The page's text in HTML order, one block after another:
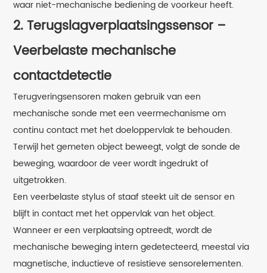
waar niet-mechanische bediening de voorkeur heeft.
2. Terugslagverplaatsingssensor –
Veerbelaste mechanische
contactdetectie
Terugveringsensoren maken gebruik van een
mechanische sonde met een veermechanisme om
continu contact met het doeloppervlak te behouden.
Terwijl het gemeten object beweegt, volgt de sonde de
beweging, waardoor de veer wordt ingedrukt of
uitgetrokken.
Een veerbelaste stylus of staaf steekt uit de sensor en
blijft in contact met het oppervlak van het object.
Wanneer er een verplaatsing optreedt, wordt de
mechanische beweging intern gedetecteerd, meestal via
magnetische, inductieve of resistieve sensorelementen.